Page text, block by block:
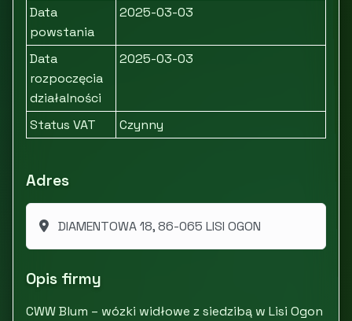
Data
powstania
2025-03-03
Data
rozpoczęcia
działalności
2025-03-03
Status VAT Czynny
Adres
DIAMENTOWA 18, 86-065 LISI OGON
Opis firmy
CWW Blum – wózki widłowe z siedzibą w Lisi Ogon